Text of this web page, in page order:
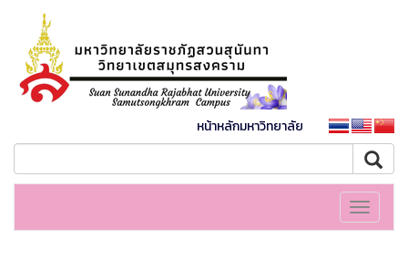
หน้าหลักมหาวิทยาลัย
Toggle